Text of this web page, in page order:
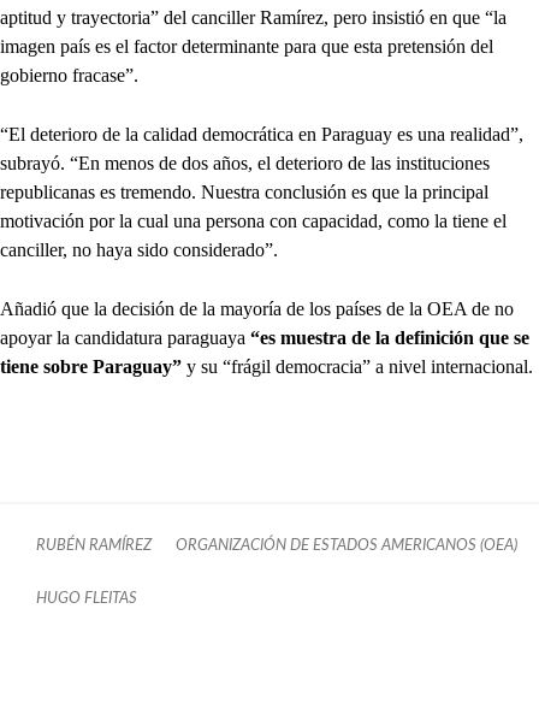
aptitud y trayectoria” del canciller Ramírez, pero insistió en que “la
imagen país es el factor determinante para que esta pretensión del
gobierno fracase”.
“El deterioro de la calidad democrática en Paraguay es una realidad”,
subrayó. “En menos de dos años, el deterioro de las instituciones
republicanas es tremendo. Nuestra conclusión es que la principal
motivación por la cual una persona con capacidad, como la tiene el
canciller, no haya sido considerado”.
Añadió que la decisión de la mayoría de los países de la OEA de no
apoyar la candidatura paraguaya “es muestra de la definición que se
tiene sobre Paraguay” y su “frágil democracia” a nivel internacional.
RUBÉN RAMÍREZ ORGANIZACIÓN DE ESTADOS AMERICANOS (OEA)
HUGO FLEITAS